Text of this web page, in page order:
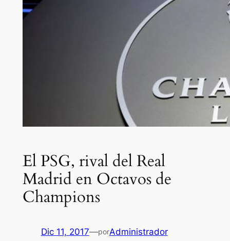
El PSG, rival del Real
Madrid en Octavos de
Champions
Dic 11, 2017—porAdministrador